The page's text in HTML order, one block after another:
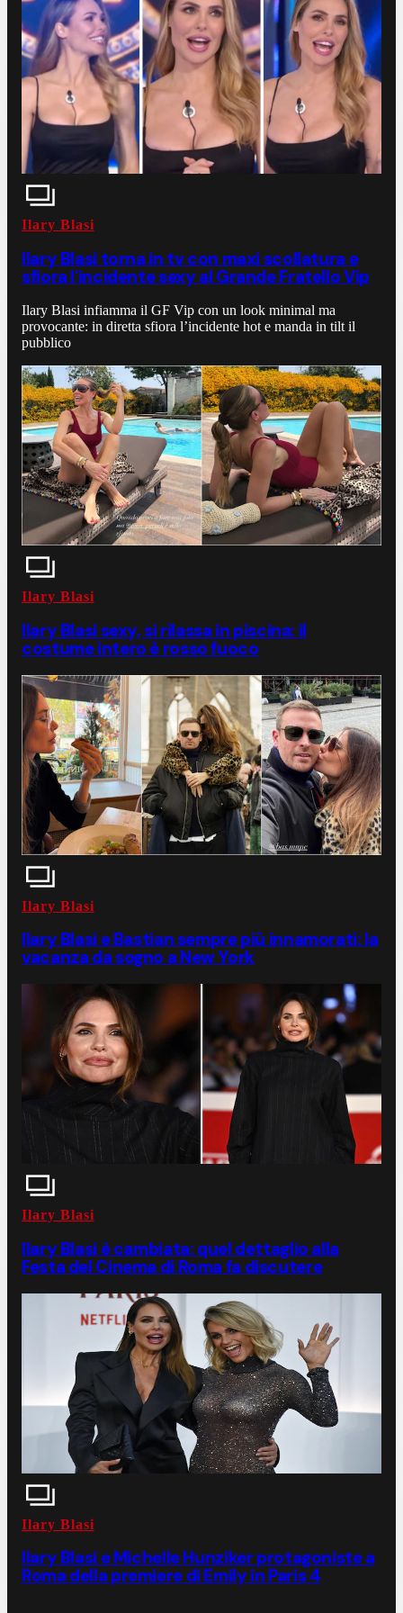
Ilary Blasi
Ilary Blasi torna in tv con maxi scollatura e
sfiora l'incidente sexy al Grande Fratello Vip
Ilary Blasi infiamma il GF Vip con un look minimal ma
provocante: in diretta sfiora l’incidente hot e manda in tilt il
pubblico
Ilary Blasi
Ilary Blasi sexy, si rilassa in piscina: il
costume intero è rosso fuoco
Ilary Blasi
Ilary Blasi e Bastian sempre più innamorati: la
vacanza da sogno a New York
Ilary Blasi
Ilary Blasi è cambiata: quel dettaglio alla
Festa del Cinema di Roma fa discutere
Ilary Blasi
Ilary Blasi e Michelle Hunziker protagoniste a
Roma della premiere di Emily in Paris 4